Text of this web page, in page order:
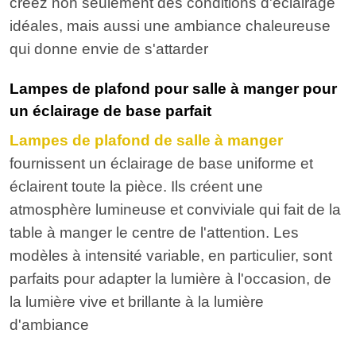
idéales, mais aussi une ambiance chaleureuse
qui donne envie de s'attarder
Lampes de plafond pour salle à manger pour
un éclairage de base parfait
Lampes de plafond de salle à manger
fournissent un éclairage de base uniforme et
éclairent toute la pièce. Ils créent une
atmosphère lumineuse et conviviale qui fait de la
table à manger le centre de l'attention. Les
modèles à intensité variable, en particulier, sont
parfaits pour adapter la lumière à l'occasion, de
la lumière vive et brillante à la lumière
d'ambiance